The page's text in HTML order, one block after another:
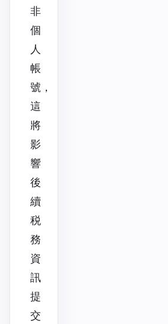
非
個
人
帳
號，
這
將
影
響
後
續
税
務
資
訊
提
交